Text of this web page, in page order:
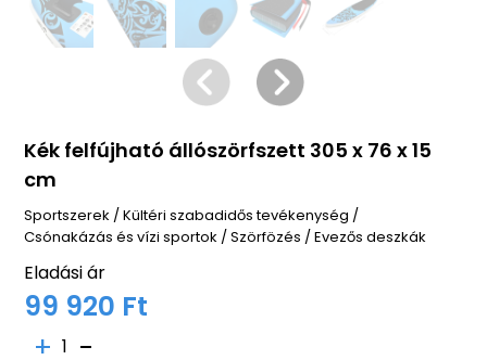
Kék felfújható állószörfszett 305 x 76 x 15
cm
Sportszerek /Kültéri szabadidős tevékenység /
Csónakázás és vízi sportok /Szörfözés /Evezős deszkák
Eladási ár
99 920 Ft
1